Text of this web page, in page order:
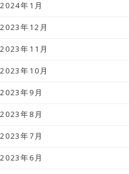
2024年1月
2023年12月
2023年11月
2023年10月
2023年9月
2023年8月
2023年7月
2023年6月